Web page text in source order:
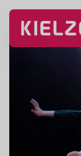
Navigatie
overslaan